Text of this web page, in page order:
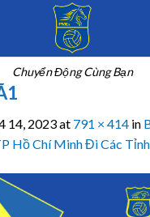
Chuyển Động Cùng Bạn
14, 2023at 791 × 414 in
Hồ Chí Minh Đi Các